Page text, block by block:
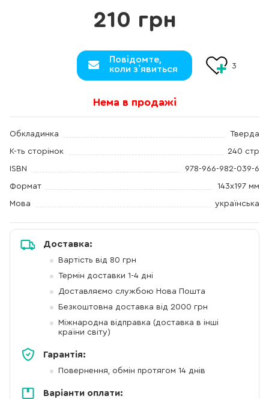
210 грн
Повідомте,
коли з`явиться
3
Нема в продажі
Обкладинка Тверда
К-ть сторінок 240 стр
ISBN 978-966-982-039-6
Формат 143x197 мм
Мова українська
Доставка:
Вартість від 80 грн
Термін доставки 1-4 дні
Доставляємо службою Нова Пошта
Безкоштовна доставка від 2000 грн
Міжнародна відправка (доставка в інші
країни світу)
Гарантія:
Повернення, обмін протягом 14 днів
Варіанти оплати: